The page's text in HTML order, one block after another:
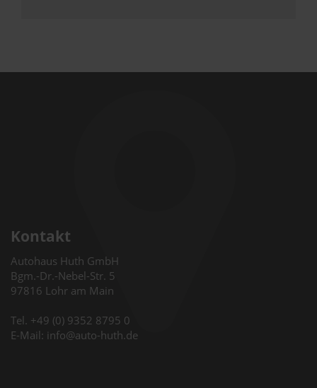
Kontakt
Autohaus Huth GmbH
Bgm.-Dr.-Nebel-Str. 5
97816 Lohr am Main
Tel. +49 (0) 9352 8795 0
E-Mail: info@auto-huth.de